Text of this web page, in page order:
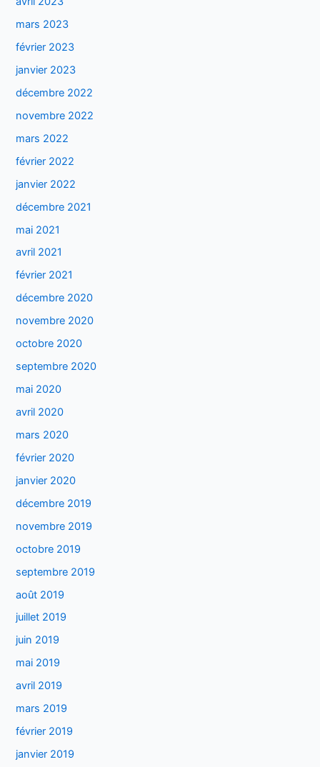
mars 2023
février 2023
janvier 2023
décembre 2022
novembre 2022
mars 2022
février 2022
janvier 2022
décembre 2021
mai 2021
avril 2021
février 2021
décembre 2020
novembre 2020
octobre 2020
septembre 2020
mai 2020
avril 2020
mars 2020
février 2020
janvier 2020
décembre 2019
novembre 2019
octobre 2019
septembre 2019
août 2019
juillet 2019
juin 2019
mai 2019
avril 2019
mars 2019
février 2019
janvier 2019